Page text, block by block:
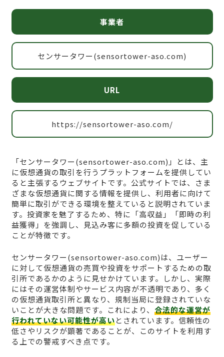
事業者
センサータワー(sensortower-aso.com)
URL
https://sensortower-aso.com/
「センサータワー(sensortower-aso.com)」とは、主
に仮想通貨の取引を行うプラットフォームを提供してい
ると主張するウェブサイトです。公式サイトでは、さま
ざまな仮想通貨に関する情報を提供し、利用者に向けて
簡単に取引ができる環境を整えていると説明されていま
す。投資家を魅了するため、特に「高収益」「即時の利
益獲得」を強調し、見込み客に多額の投資を促している
ことが特徴です。
センサータワー(sensortower-aso.com)は、ユーザー
に対して仮想通貨の売買や投資をサポートするための取
引所であるかのように見せかけています。しかし、実際
にはその運営体制やサービス内容が不透明であり、多く
の仮想通貨取引所と異なり、規制当局に登録されていな
いことが大きな問題です。これにより、 合法的な運営が
行われていない可能性が高いとされています。信頼性の
低さやリスクが顕著であることが、このサイトを利用す
る上での警戒すべき点です。